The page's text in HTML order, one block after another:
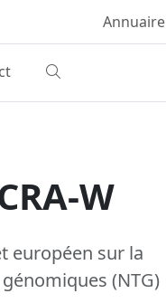
Annuaire
W
européen sur la
(NTG)